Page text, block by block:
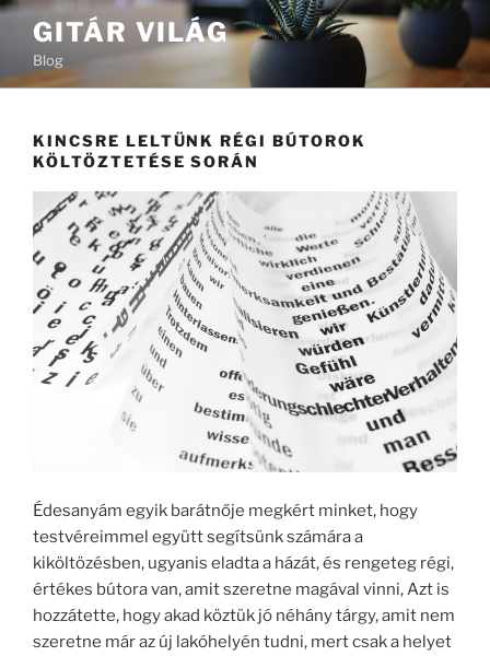
Tartalomhoz
GITÁR VILÁG
Blog
KINCSRE LELTÜNK RÉGI BÚTOROK
KÖLTÖZTETÉSE SORÁN
Édesanyám egyik barátnője megkért minket, hogy
testvéreimmel együtt segítsünk számára a
kiköltözésben, ugyanis eladta a házát, és rengeteg régi,
értékes bútora van, amit szeretne magával vinni, Azt is
hozzátette, hogy akad köztük jó néhány tárgy, amit nem
szeretne már az új lakóhelyén tudni, mert csak a helyet